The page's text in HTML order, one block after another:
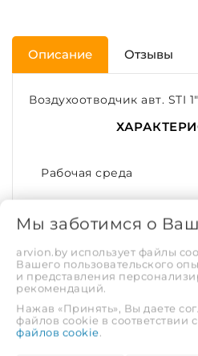
Описание Отзывы
Воздухоотводчик авт. STI
Рабочая среда
МПа
Диаметр условный
(DN)
Присоединительный
Мы заботимся о
arvion.by использует файлы
Вашего пользовательского
и представления
рекомендаций.
Нажав «Принять», Вы даете
файлов cookie в соответствии с
файлов cookie.